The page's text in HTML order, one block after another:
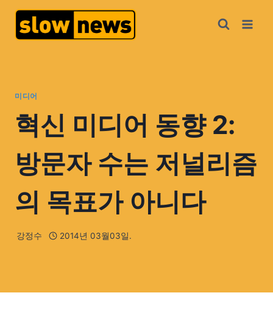
미디어
혁신 미디어 동향 2:
방문자 수는 저널리즘
의 목표가 아니다
강정수 2014년 03월03일.